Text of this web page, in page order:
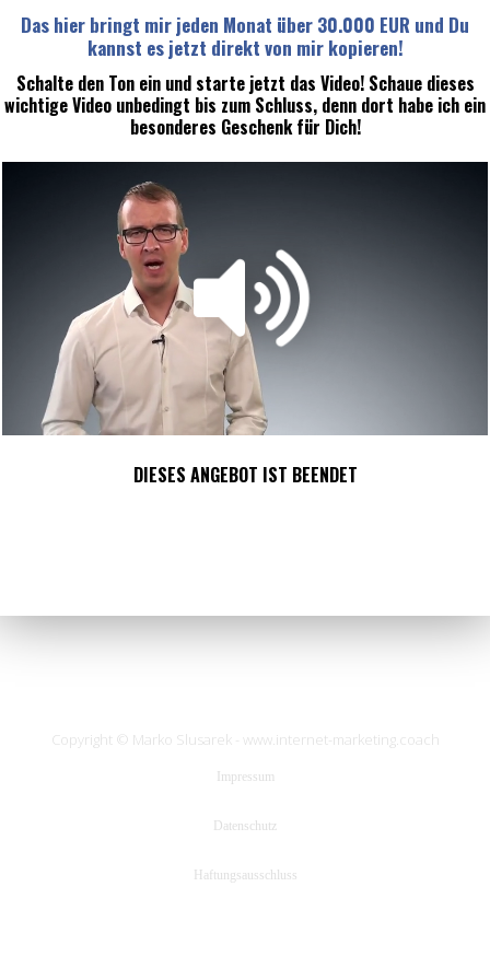
Das hier bringt mir jeden Monat über 30.000 EUR und Du
kannst es jetzt direkt von mir kopieren!
Schalte den Ton ein und starte jetzt das Video! Schaue dieses
wichtige Video unbedingt bis zum Schluss, denn dort habe ich ein
besonderes Geschenk für Dich!
DIESES ANGEBOT IST BEENDET
Copyright © Marko Slusarek - www.internet-marketing.coach
Impressum
Datenschutz
Haftungsaussc hluss